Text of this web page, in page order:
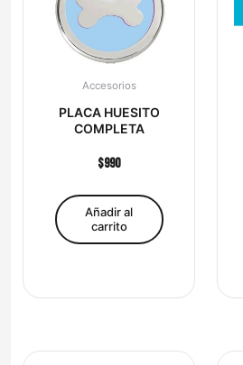
Accesorios
PLACA HUESITO
COMPLETA
$990
Añadir al
carrito